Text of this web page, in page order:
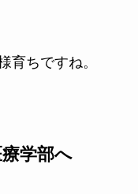
育ちですね。
学部へ